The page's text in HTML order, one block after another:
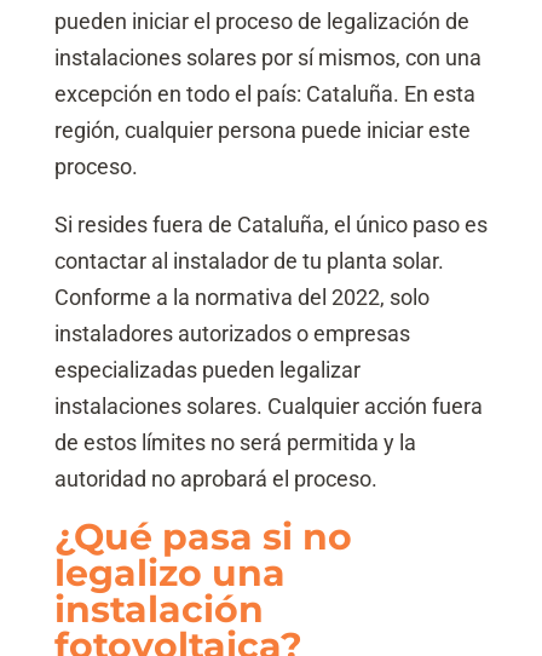
pueden iniciar el proceso de legalización de
instalaciones solares por sí mismos, con una
excepción en todo el país: Cataluña. En esta
región, cualquier persona puede iniciar este
proceso.
Si resides fuera de Cataluña, el único paso es
contactar al instalador de tu planta solar.
Conforme a la normativa del 2022, solo
instaladores autorizados o empresas
especializadas pueden legalizar
instalaciones solares. Cualquier acción fuera
de estos límites no será permitida y la
autoridad no aprobará el proceso.
¿Qué pasa si no
legalizo una
instalación
fotovoltaica?